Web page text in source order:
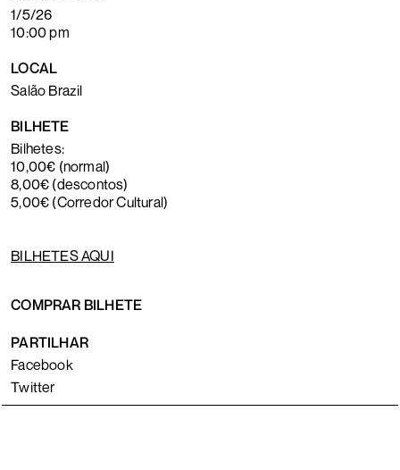
1/5/26
10:00 pm
LOCAL
Salão Brazil
BILHETE
Bilhetes:
10,00€ (normal)
8,00€ (descontos)
5,00€ (Corredor Cultural)
BILHETES AQUI
COMPRAR BILHETE
PARTILHAR
Facebook
Twitter